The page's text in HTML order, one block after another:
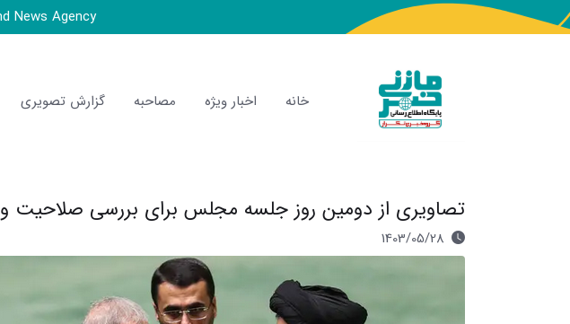
News Agency
خانه اخبار ویژه مصاحبه گزارش تصویری
تصاویری از دومین روز جلسه مجلس برای بررسی صلاحیت
1403/05/28